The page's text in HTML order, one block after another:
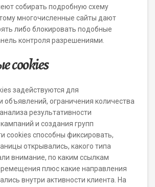
собирать подробную схему
многочисленные сайты дают
либо блокировать подобные
контроля разрешениями.
cookies
задействуются для
объявлений, ограничения количества
результативности
и создания групп
cookies способны фиксировать,
открывались, какого типа
внимание, по каким ссылкам
плюс какие направления
внутри активности клиента. На